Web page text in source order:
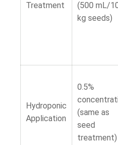
Treatment
(500 mL/
kg seeds)
Hydroponic
Application
0.5%
(same as
seed
treatment)